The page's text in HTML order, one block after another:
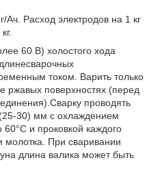
Расход электродов на 1 кг
60 В) холостого хода
током. Варить только
ржавых поверхностях (перед
проводять
30) мм с охлаждением
60°С и проковкой каждого
молотка. При сваривании
длина валика может быть